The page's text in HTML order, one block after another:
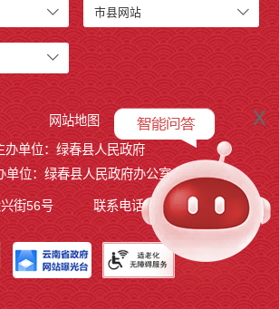
市县网站
x
网站地图
办单位：绿春县人民政府
单位：绿春县人民政府办公室
街56号 联系电话：0873-4221495